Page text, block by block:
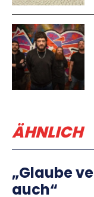
ÄHNLICH
„Glaube
auch“